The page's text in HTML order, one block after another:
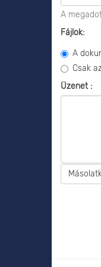
A
Fájlok:
A
Csak
Üzenet :